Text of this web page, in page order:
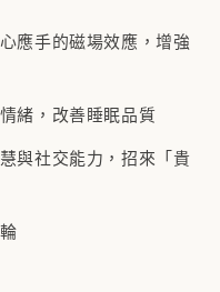
應手的磁場效應，增強
緒，改善睡眠品質
與社交能力，招來「貴